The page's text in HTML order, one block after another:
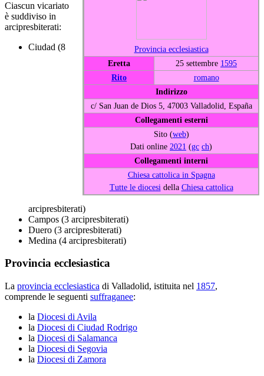
Provincia ecclesiastica
Eretta
25 settembre 1595
Rito
romano
Indirizzo
c/ San Juan de Dios 5, 47003 Valladolid, España
Collegamenti esterni
Sito (web)
Dati online 2021 (gc ch)
Collegamenti interni
Chiesa cattolica in Spagna
Tutte le diocesi della Chiesa cattolica
Ciascun vicariato
è suddiviso in
arcipresbiterati:
Ciudad (8
arcipresbiterati)
Campos (3 arcipresbiterati)
Duero (3 arcipresbiterati)
Medina (4 arcipresbiterati)
Provincia ecclesiastica
La provincia ecclesiastica di Valladolid, istituita nel 1857,
comprende le seguenti suffraganee:
la Diocesi di Avila
la Diocesi di Ciudad Rodrigo
la Diocesi di Salamanca
la Diocesi di Segovia
la Diocesi di Zamora